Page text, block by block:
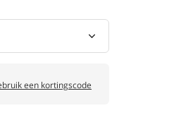
een kortingscode